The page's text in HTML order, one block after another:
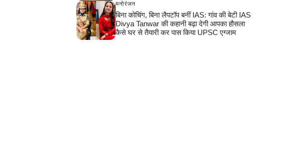
मनोरंजन
बिना कोचिंग, बिना लैपटॉप बनीं IAS: गांव की बेटी IAS
Divya Tanwar की कहानी बढ़ा देगी आपका हौसला
कैसे घर से तैयारी कर पास किया UPSC एग्जाम